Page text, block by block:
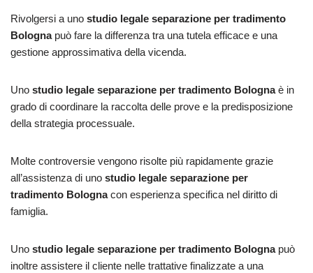
Rivolgersi a uno studio legale separazione per tradimento
Bolognapuò fare la differenza tra una tutela efficace e una
gestione approssimativa della vicenda.
Uno studio legale separazione per tradimento Bolognaè in
grado di coordinare la raccolta delle prove e la predisposizione
della strategia processuale.
Molte controversie vengono risolte più rapidamente grazie
all’assistenza di uno studio legale separazione per
tradimento Bolognacon esperienza specifica nel diritto di
famiglia.
Uno studio legale separazione per tradimento Bolognapuò
inoltre assistere il cliente nelle trattative finalizzate a una